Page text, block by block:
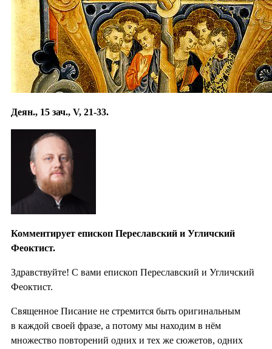
Деян., 15 зач., V, 21-33.
Комментирует епископ Переславский и Угличский
Феоктист.
Здравствуйте! С вами епископ Переславский и Угличский
Феоктист.
Священное Писание не стремится быть оригинальным
в каждой своей фразе, а потому мы находим в нём
множество повторений одних и тех же сюжетов, одних